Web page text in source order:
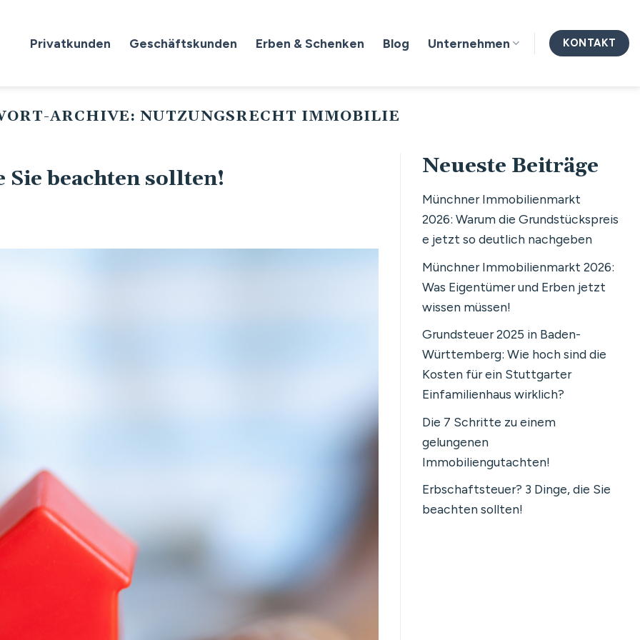
Privatkunden Geschäftskunden Erben & Schenken Blog Unternehmen KONTAKT
ARCHIVE: NUTZUNGSRECHT IMMOBILIE
Sie beachten sollten!
Neueste Beiträge
Münchner Immobilienmarkt
2026: Warum die Grundstückspreis
e jetzt so deutlich nachgeben
Münchner Immobilienmarkt 2026:
Was Eigentümer und Erben jetzt
wissen müssen!
Grundsteuer 2025 in Baden-
Württemberg: Wie hoch sind die
Kosten für ein Stuttgarter
Einfamilienhaus wirklich?
Die 7 Schritte zu einem
gelungenen
Immobiliengutachten!
Erbschaftsteuer? 3 Dinge, die Sie
beachten sollten!